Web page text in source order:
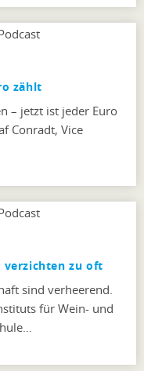
zählt
– jetzt ist jeder Euro
Conradt, Vice
verzichten zu oft
sind verheerend.
für Wein- und